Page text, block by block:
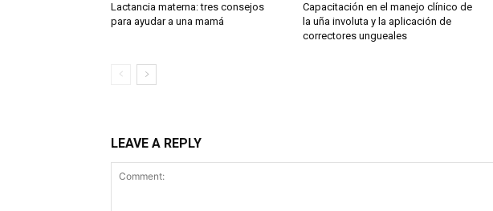
Lactancia materna: tres consejos
para ayudar a una mamá
Capacitación en el manejo clínico de
la uña involuta y la aplicación de
correctores ungueales
LEAVE A REPLY